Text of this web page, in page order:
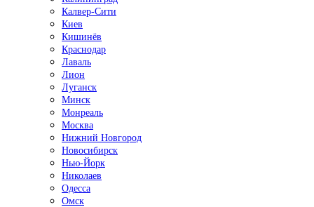
Калвер-Сити
Киев
Кишинёв
Краснодар
Лаваль
Лион
Луганск
Минск
Монреаль
Москва
Нижний Новгород
Новосибирск
Нью-Йорк
Николаев
Одесса
Омск